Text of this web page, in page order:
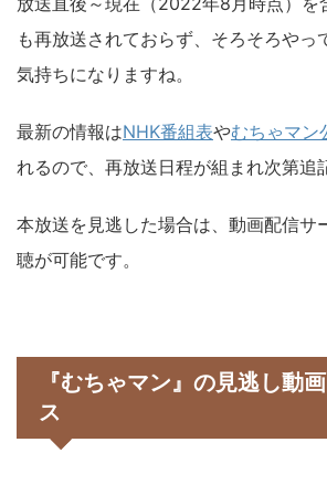
も再放送されておらず、そろそろやっ
気持ちになりますね。
最新の情報はNHK番組表やむちゃマン
れるので、再放送日程が組まれ次第追
本放送を見逃した場合は、動画配信サ
聴が可能です。
『むちゃマン』の見逃し動
ス